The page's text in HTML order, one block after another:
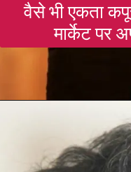
वैसे भी एकता
मार्केट पर